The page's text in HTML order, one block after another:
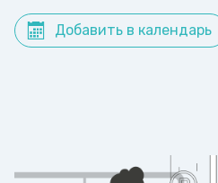
Добавить в календарь